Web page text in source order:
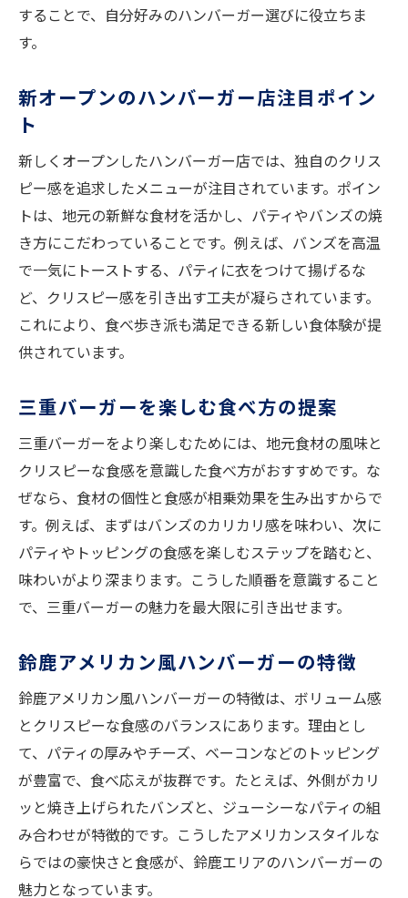
することで、自分好みのハンバーガー選びに役立ちま
す。
新オープンのハンバーガー店注目ポイン
ト
新しくオープンしたハンバーガー店では、独自のクリス
ピー感を追求したメニューが注目されています。ポイン
トは、地元の新鮮な食材を活かし、パティやバンズの焼
き方にこだわっていることです。例えば、バンズを高温
で一気にトーストする、パティに衣をつけて揚げるな
ど、クリスピー感を引き出す工夫が凝らされています。
これにより、食べ歩き派も満足できる新しい食体験が提
供されています。
三重バーガーを楽しむ食べ方の提案
三重バーガーをより楽しむためには、地元食材の風味と
クリスピーな食感を意識した食べ方がおすすめです。な
ぜなら、食材の個性と食感が相乗効果を生み出すからで
す。例えば、まずはバンズのカリカリ感を味わい、次に
パティやトッピングの食感を楽しむステップを踏むと、
味わいがより深まります。こうした順番を意識すること
で、三重バーガーの魅力を最大限に引き出せます。
鈴鹿アメリカン風ハンバーガーの特徴
鈴鹿アメリカン風ハンバーガーの特徴は、ボリューム感
とクリスピーな食感のバランスにあります。理由とし
て、パティの厚みやチーズ、ベーコンなどのトッピング
が豊富で、食べ応えが抜群です。たとえば、外側がカリ
ッと焼き上げられたバンズと、ジューシーなパティの組
み合わせが特徴的です。こうしたアメリカンスタイルな
らではの豪快さと食感が、鈴鹿エリアのハンバーガーの
魅力となっています。